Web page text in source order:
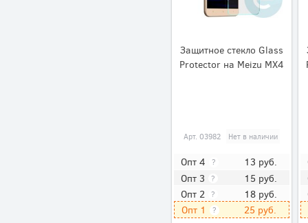
Защитное стекло Glass
Protector на Meizu MX4
Арт. 03982 Нет в наличии
Опт 4 ? 13 руб.
Опт 3 ? 15 руб.
Опт 2 ? 18 руб.
Опт 1 ? 25 руб.